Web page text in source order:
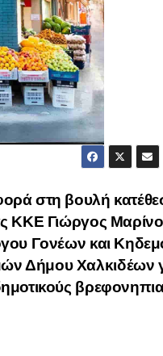
στη βουλή
ΚΚΕ Γιώργος
Γονέων και
Δήμου Χαλκιδέων